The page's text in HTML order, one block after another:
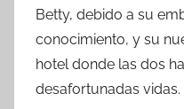
Betty, debido a su
conocimiento, y su
hotel donde las dos
desafortunadas vidas.